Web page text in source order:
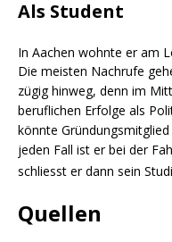
Als Student
In Aachen wohnte er am
Die meisten Nachrufe
zügig hinweg, denn im
beruflichen Erfolge als
könnte
jeden Fall ist er bei der
schliesst er dann sein
Quellen